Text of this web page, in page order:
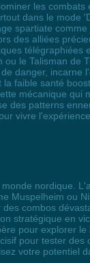
les combats
dans le mode
spartiate
des alliées
télégraphiées
le Talisman de
danger, incarne
faible santé
mécanique qui
des patterns
vivre
nordique.
Muspelheim ou
combos
stratégique en
pour explorer
pour tester des
votre potentiel